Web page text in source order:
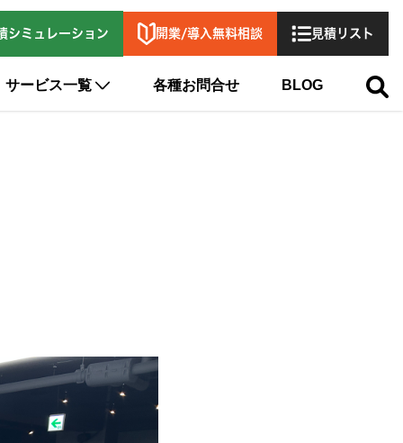
シミュレーション 開業/導入無料相談 見積リスト
サービス一覧 各種お問合せ BLOG